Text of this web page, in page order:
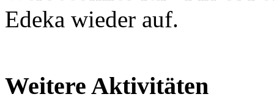
Edeka wieder auf.
Weitere Aktivitäten